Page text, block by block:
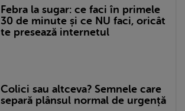
Febra la sugar: ce faci în primele
30 de minute și ce NU faci, oricât
te presează internetul
Colici sau altceva? Semnele care
separă plânsul normal de urgență